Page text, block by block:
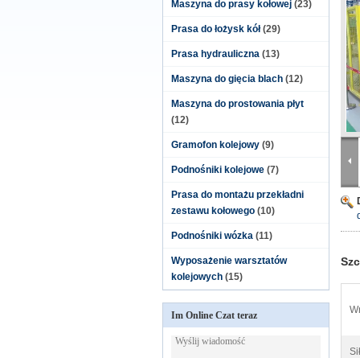
Maszyna do prasy kołowej (23)
Prasa do łożysk kół (29)
Prasa hydrauliczna (13)
Maszyna do gięcia blach (12)
Maszyna do prostowania płyt
(12)
Gramofon kolejowy (9)
Podnośniki kolejowe (7)
Prasa do montażu przekładni
zestawu kołowego (10)
Podnośniki wózka (11)
Wyposażenie warsztatów
kolejowych (15)
Im Online Czat teraz